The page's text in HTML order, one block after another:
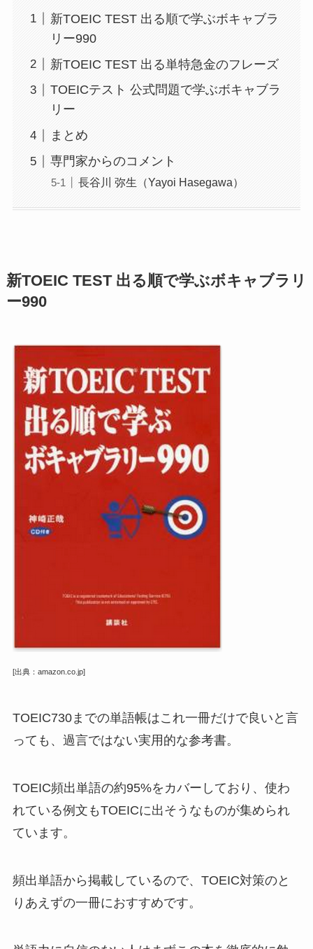
新TOEIC TEST 出る順で学ぶボキャブラ
リー990
新TOEIC TEST 出る単特急金のフレーズ
TOEICテスト 公式問題で学ぶボキャブラ
リー
まとめ
専門家からのコメント
長谷川 弥生（Yayoi Hasegawa）
新TOEIC TEST 出る順で学ぶボキャブラリ
ー990
[出典：amazon.co.jp]
TOEIC730までの単語帳はこれ一冊だけで良いと言
っても、過言ではない実用的な参考書。
TOEIC頻出単語の約95%をカバーしており、使わ
れている例文もTOEICに出そうなものが集められ
ています。
頻出単語から掲載しているので、TOEIC対策のと
りあえずの一冊におすすめです。